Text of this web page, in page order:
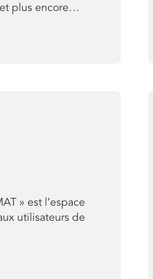
plus encore…
» est l’espace
utilisateurs de